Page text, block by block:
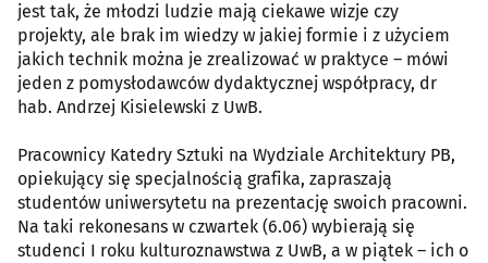
jest tak, że młodzi ludzie mają ciekawe wizje czy
projekty, ale brak im wiedzy w jakiej formie i z użyciem
jakich technik można je zrealizować w praktyce – mówi
jeden z pomysłodawców dydaktycznej współpracy, dr
hab. Andrzej Kisielewski z UwB.
Pracownicy Katedry Sztuki na Wydziale Architektury PB,
opiekujący się specjalnością grafika, zapraszają
studentów uniwersytetu na prezentację swoich pracowni.
Na taki rekonesans w czwartek (6.06) wybierają się
studenci I roku kulturoznawstwa z UwB, a w piątek – ich o